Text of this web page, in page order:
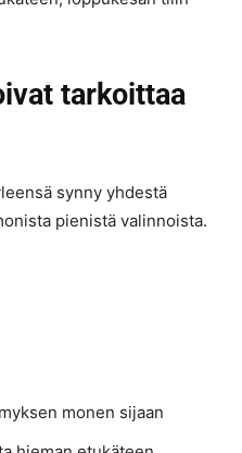
tarkoittaa
synny yhdestä
pienistä valinnoista.
monen sijaan